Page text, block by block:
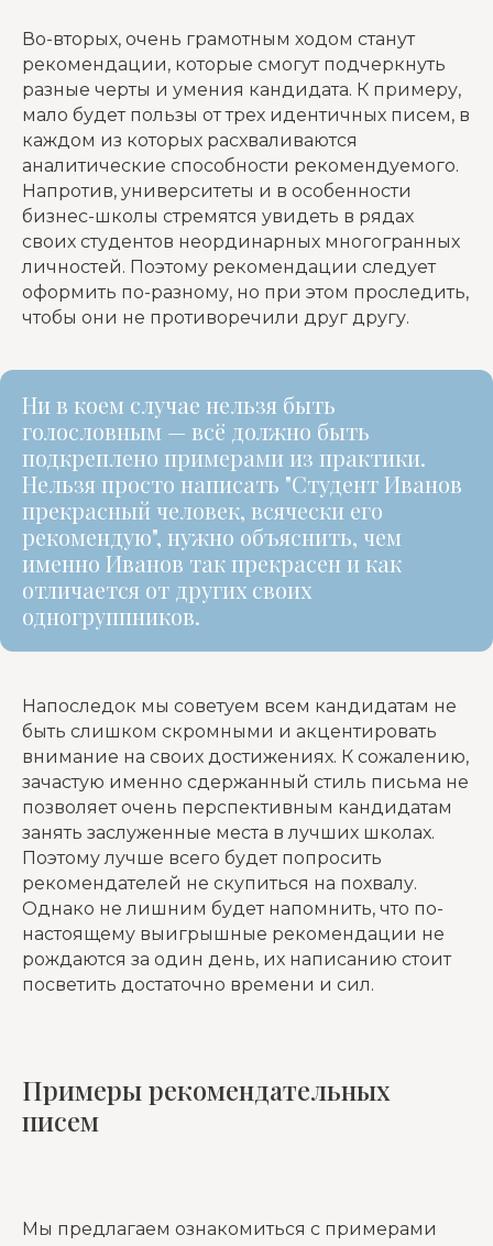
Во-вторых, очень грамотным ходом станут
рекомендации, которые смогут подчеркнуть
разные черты и умения кандидата. К примеру,
мало будет пользы от трех идентичных писем, в
каждом из которых расхваливаются
аналитические способности рекомендуемого.
Напротив, университеты и в особенности
бизнес-школы стремятся увидеть в рядах
своих студентов неординарных многогранных
личностей. Поэтому рекомендации следует
оформить по-разному, но при этом проследить,
чтобы они не противоречили друг другу.
Ни в коем случае нельзя быть
голословным — всё должно быть
подкреплено примерами из практики.
Нельзя просто написать "Студент Иванов
прекрасный человек, всячески его
рекомендую", нужно объяснить, чем
именно Иванов так прекрасен и как
отличается от других своих
одногруппников.
Напоследок мы советуем всем кандидатам не
быть слишком скромными и акцентировать
внимание на своих достижениях. К сожалению,
зачастую именно сдержанный стиль письма не
позволяет очень перспективным кандидатам
занять заслуженные места в лучших школах.
Поэтому лучше всего будет попросить
рекомендателей не скупиться на похвалу.
Однако не лишним будет напомнить, что по-
настоящему выигрышные рекомендации не
рождаются за один день, их написанию стоит
посветить достаточно времени и сил.
Примеры рекомендательных
писем
Мы предлагаем ознакомиться с примерами